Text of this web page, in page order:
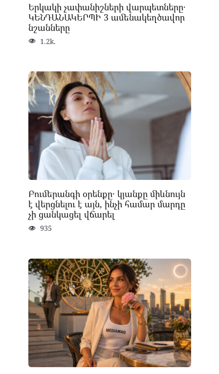
Երկակի չափանիշների վարպետները․
ԿԵՆԴԱՆԱԿԵՐՊԻ 3 ամենակեղծավոր
նշանները
1.2k.
Բումերանգի օրենքը․ կյանքը միևնույն
է վերցնելու է այն, ինչի համար մարդը
չի ցանկացել վճարել
935